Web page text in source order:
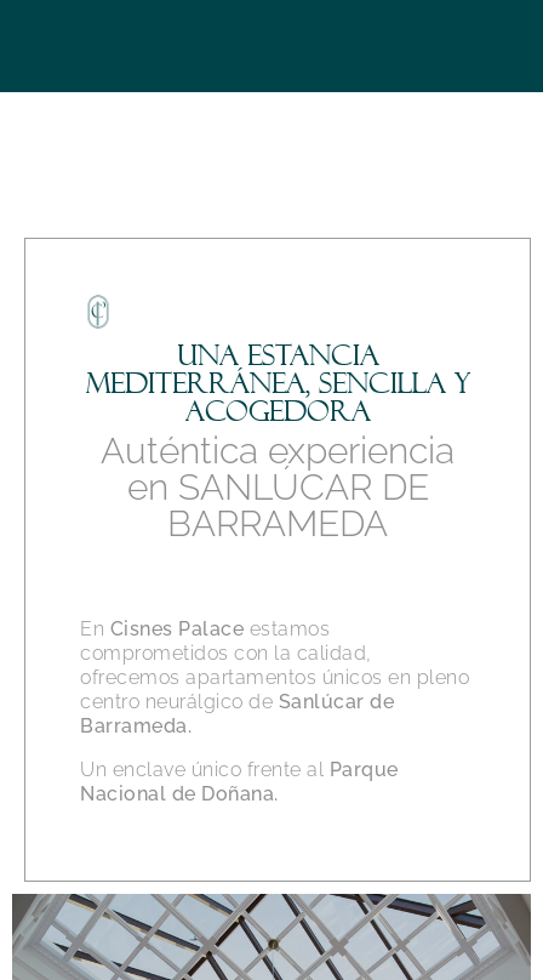
Una estancia
mediterránea, sencilla y
acogedora
Auténtica experiencia
en SANLÚCAR DE
BARRAMEDA
En Cisnes Palace estamos
comprometidos con la calidad,
ofrecemos apartamentos únicos en pleno
centro neurálgico de Sanlúcar de
Barrameda.
Un enclave único frente al Parque
Nacional de Doñana.